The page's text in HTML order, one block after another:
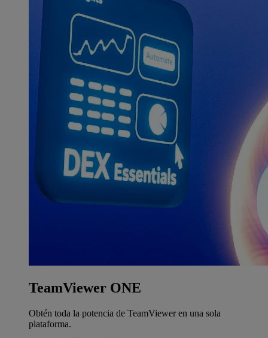
TeamViewer ONE
Obtén toda la potencia de TeamViewer en una sola
plataforma.